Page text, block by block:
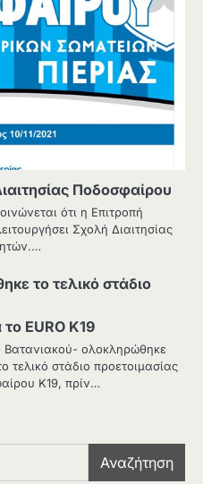
Ποδοσφαίρου
ότι η Επιτροπή
Σχολή Διαιτησίας
το τελικό στάδιο
EURO K19
Βατανιακού- ολοκληρώθηκε
στάδιο προετοιμασίας
Κ19, πρίν…
Αναζήτηση